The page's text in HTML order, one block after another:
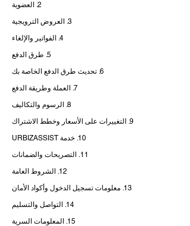
2. العضوية
3. العروض الترويجية
4. الفواتير والإلغاء
5. طرق الدفع
6. تحديث طرق الدفع الخاصة بك
7. العملة وطريقة الدفع
8. الرسوم والتكاليف
9. التغييرات على الأسعار وخطط الاشتراك
10. خدمة URBIZASSIST
11. التصريحات والضمانات
12. الشروط العامة
13. معلومات تسجيل الدخول وأكواد الأمان
14. التواصل والتسليم
15. المعلومات السرية